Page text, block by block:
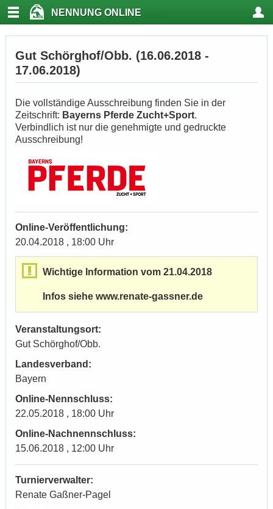
NENNUNG ONLINE
Gut Schörghof/Obb. (16.06.2018 -
17.06.2018)
Die vollständige Ausschreibung finden Sie in der
Zeitschrift: Bayerns Pferde Zucht+Sport.
Verbindlich ist nur die genehmigte und gedruckte
Ausschreibung!
Online-Veröffentlichung:
20.04.2018 , 18:00 Uhr
Wichtige Information vom 21.04.2018
Infos siehe www.renate-gassner.de
Veranstaltungsort:
Gut Schörghof/Obb.
Landesverband:
Bayern
Online-Nennschluss:
22.05.2018 , 18:00 Uhr
Online-Nachnennschluss:
15.06.2018 , 12:00 Uhr
Turnierverwalter:
Renate Gaßner-Pagel